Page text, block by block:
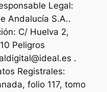
Legal:
Andalucía S.A..
C/ Huelva 2,
Peligros
.
Registrales:
folio 117, tomo